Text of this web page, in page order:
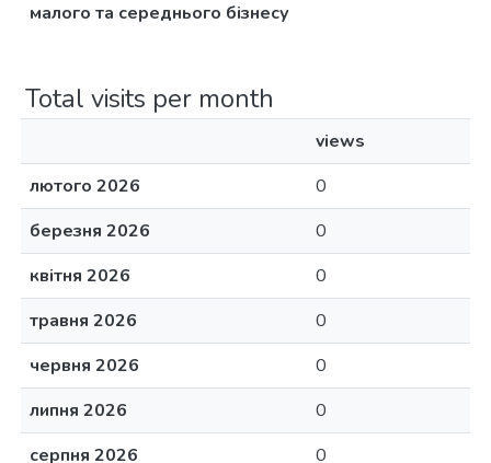
малого та середнього бізнесу
Total visits per month
views
лютого 2026
0
березня 2026
0
квітня 2026
0
травня 2026
0
червня 2026
0
липня 2026
0
серпня 2026
0